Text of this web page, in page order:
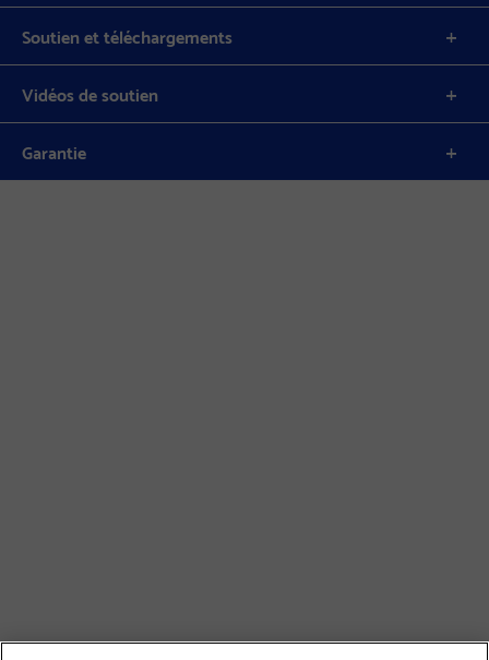
Soutien et téléchargements
Vidéos de soutien
Garantie